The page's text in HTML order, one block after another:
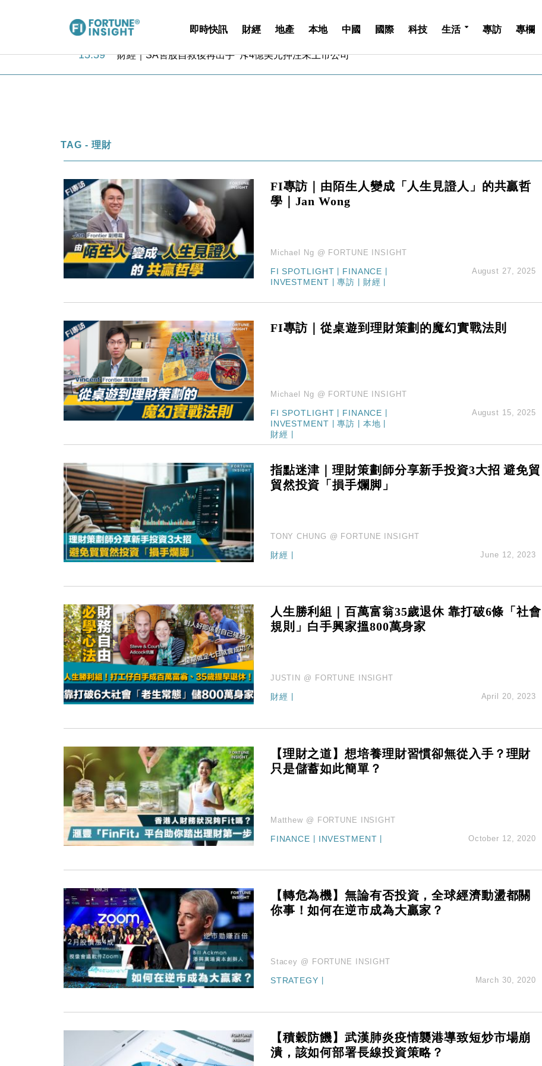
即時快訊 財經 地產 本地 中國 國際 科技 生活 專訪 專欄
15:59 財經｜SA售股自救後再出手 斥4億美元押注未上市公司
10:57
18:15 本地｜新世界K11 9月升級會員制度 增鉑金卡級別鎖定高消費客群
16:33 財經｜滙控重啟最多10億美元回購 派息比率目標維持50%
15:59 財經｜SA售股自救後再出手 斥4億美元押注未上市公司
11:30 財經｜精星香港夥菜鳥拓全球智慧倉儲市場 加快海外市場落地
14:50 地產｜大酒店中期轉賺2300萬元 斥21億翻新香港及東京半島
13:12 國際｜特朗普赴洛杉磯高球場活動前 男子攜槍彈被捕
12:30 財經｜香港7月PMI回落至51 企業擴張放慢兼縮減人手
11:40 財經｜黑石傳再籌逾360億美元 支援Anthropic租用Google晶片
17:40 財經｜本港6月零售額連升14個月 珠寶鐘錶銷售升勢最強
16:33 財經｜滙控重啟最多10億美元回購 派息比率目標維持50%
TAG - 理財
FI專訪｜由陌生人變成「人生見證人」的共贏哲
學｜Jan Wong
Michael Ng @ FORTUNE INSIGHT
FI SPOTLIGHT FINANCE
INVESTMENT |專訪 財經
August 27, 2025
FI專訪｜從桌遊到理財策劃的魔幻實戰法則
Michael Ng @ FORTUNE INSIGHT
FI SPOTLIGHT FINANCE
INVESTMENT |專訪 本地
財經
August 15, 2025
指點迷津｜理財策劃師分享新手投資3大招 避免貿
貿然投資「損手爛脚」
TONY CHUNG @ FORTUNE INSIGHT
財經 June 12, 2023
人生勝利組｜百萬富翁35歲退休 靠打破6條「社會
規則」白手興家搵800萬身家
JUSTIN @ FORTUNE INSIGHT
財經 April 20, 2023
【理財之道】想培養理財習慣卻無從入手？理財
只是儲蓄如此簡單？
Matthew @ FORTUNE INSIGHT
FINANCE INVESTMENT October 12, 2020
【轉危為機】無論有否投資，全球經濟動盪都關
你事！如何在逆市成為大贏家？
Stacey @ FORTUNE INSIGHT
STRATEGY March 30, 2020
【積穀防饑】武漢肺炎疫情襲港導致短炒市場崩
潰，該如何部署長線投資策略？